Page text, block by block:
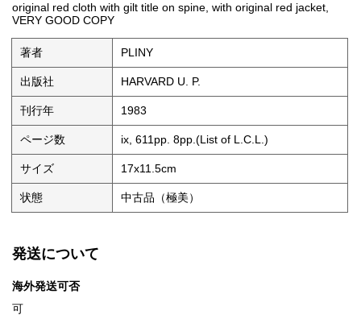
original red cloth with gilt title on spine, with original red jacket,
VERY GOOD COPY
著者 PLINY
出版社 HARVARD U. P.
刊行年 1983
ページ数 ix, 611pp. 8pp.(List of L.C.L.)
サイズ 17x11.5cm
状態 中古品（極美）
発送について
海外発送可否
可